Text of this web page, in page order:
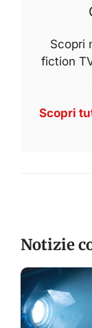
Scopri
fiction
Scopri
Notizie